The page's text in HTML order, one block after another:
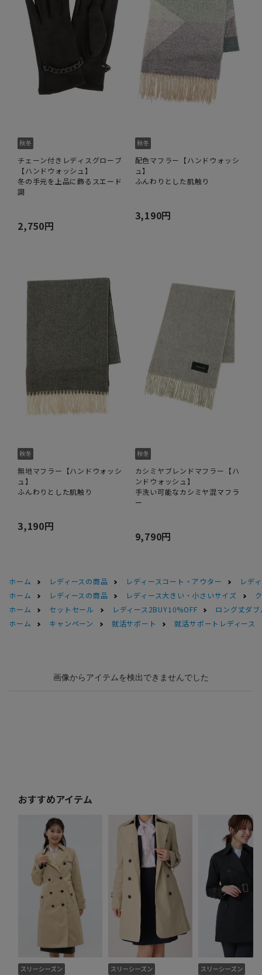
チェーン付きレディスグローブ
【ハンドウォッシュ】
冬の手元を上品に飾るスエード
調
2,750円
配色マフラー【ハンドウォッシ
ュ】
ふんわりとした肌触り
3,190円
無地マフラー【ハンドウォッシ
ュ】
ふんわりとした肌触り
3,190円
カシミヤブレンドマフラー【ハ
ンドウォッシュ】
手洗い可能なカシミヤ混マフラ
ー
9,790円
ホーム レディースの商品 レディースコート・アウター
レデ
ホーム
レディースの商品 レディース大きい・小さいサイズ
ホーム
セットセール レディース2BUY10%OFF
ロング丈ダ
ホーム
キャンペーン 就活サポート 就活サポートレディース